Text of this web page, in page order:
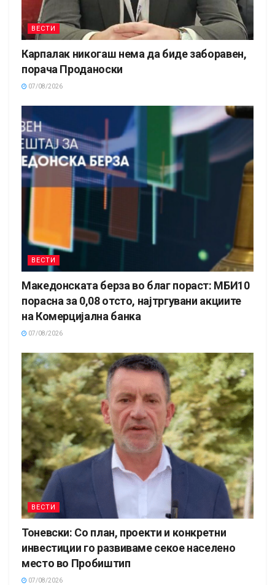
ВЕСТИ
Карпалак никогаш нема да биде заборавен,
порача Проданоски
07/08/2026
ВЕСТИ
Македонската берза во благ пораст: МБИ10
порасна за 0,08 отсто, најтргувани акциите
на Комерцијална банка
07/08/2026
ВЕСТИ
Тоневски: Со план, проекти и конкретни
инвестиции го развиваме секое населено
место во Пробиштип
07/08/2026